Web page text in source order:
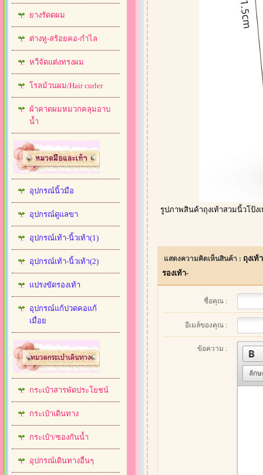
ยางรัดดผม
ต่างหู-สร้อยคอ-กำไล
หวีจัดแต่งทรงผม
โรลม้วนผม/Hair curler
ผ้าคาดผมหมวกคลุมอาบ
น้ำ
อุปกรณ์นิ้วมือ
อุปกรณ์ดูแลขา
อุปกรณ์เท้า-นิ้วเท้า(1)
อุปกรณ์เท้า-นิ้วเท้า(2)
แปรงขัดรองเท้า
อุปกรณ์แก้ปวดคอแก้
เมื่อย
กระเป๋าสารพัดประโยชน์
กระเป๋าเดินทาง
กระเป๋า/ซองกันน้ำ
อุปกรณ์เดินทางอื่นๆ
รูปภาพสินค้าถุงเท้าสวมนิ้วโป้งเ
แสดงความคิดเห็นสินค้า : ถุงเท้
รองเท้า-
ชื่อคุณ :
อีเมล์ของคุณ :
ข้อความ :
ลัก